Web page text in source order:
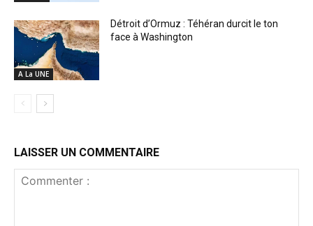
A La UNE
Détroit d’Ormuz : Téhéran durcit le ton
face à Washington
LAISSER UN COMMENTAIRE